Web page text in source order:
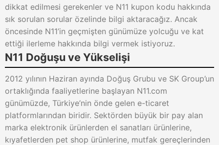
dikkat edilmesi gerekenler ve N11 kupon kodu hakkında
sık sorulan sorular özelinde bilgi aktaracağız. Ancak
öncesinde N11’in geçmişten günümüze yolcuğu ve kat
ettiği ilerleme hakkında bilgi vermek istiyoruz.
N11 Doğuşu ve Yükselişi
2012 yılının Haziran ayında Doğuş Grubu ve SK Group’un
ortaklığında faaliyetlerine başlayan N11.com
günümüzde, Türkiye’nin önde gelen e-ticaret
platformlarından biridir. Sektörden büyük bir pay alan
marka elektronik ürünlerden el sanatları ürünlerine,
kıyafetlerden pet shop ürünlerine, mutfak gereçlerinden